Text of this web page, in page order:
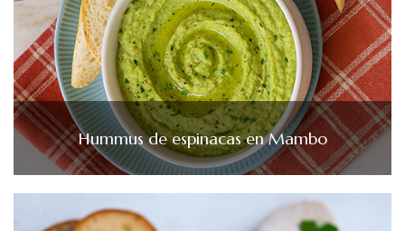
Hummus de espinacas en Mambo